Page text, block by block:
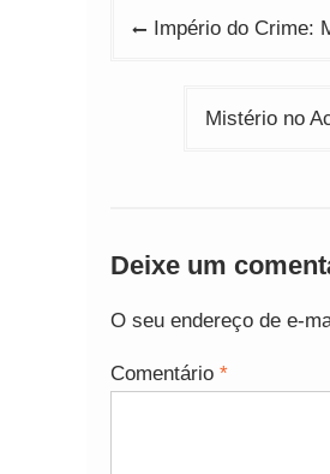
Navegação
Império do Crime:
Mistério no
Deixe um
O seu endereço de e-
Comentário *